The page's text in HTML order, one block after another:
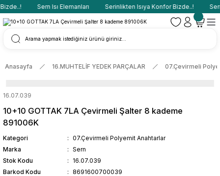
Sern Isı Elemanları Serinlikten Isıya Konfor Bizde..!
Anasayfa 16.MUHTELİF YEDEK PARÇALAR 07.Çevirmeli
16.07.039
10+10 GOTTAK 7LA Çevirmeli Şalter 8 kademe
891006K
Kategori
07.Çevirmeli Polyemit Anahtarlar
Marka
Sern
Stok Kodu
16.07.039
Barkod Kodu
8691600700039